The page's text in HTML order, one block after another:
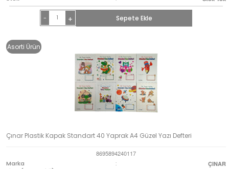
- + Sepete Ekle
Asorti Ürün
Çınar Plastik Kapak Standart 40 Yaprak A4 Güzel Yazı Defteri
8695894240117
Marka
: ÇINAR